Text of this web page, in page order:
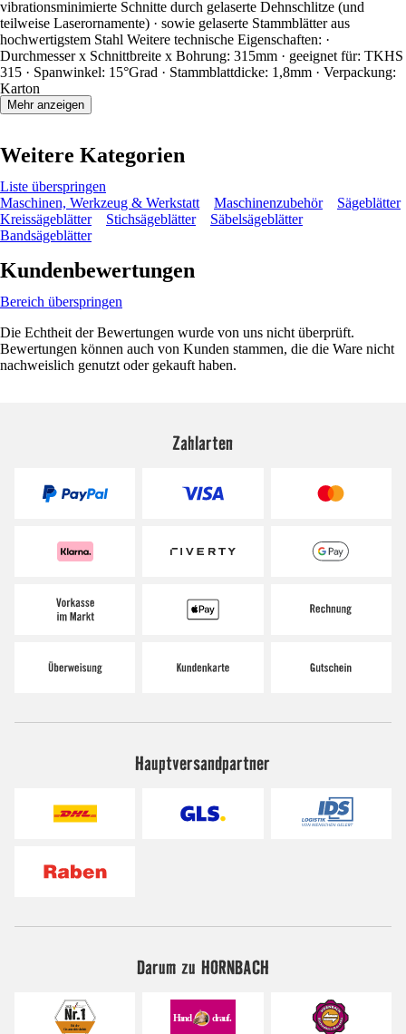
vibrationsminimierte Schnitte durch gelaserte Dehnschlitze (und
teilweise Laserornamente) · sowie gelaserte Stammblätter aus
hochwertigstem Stahl Weitere technische Eigenschaften: ·
Durchmesser x Schnittbreite x Bohrung: 315mm · geeignet für: TKHS
315 · Spanwinkel: 15°Grad · Stammblattdicke: 1,8mm · Verpackung:
Karton
Mehr anzeigen
Weitere Kategorien
Liste überspringen
Maschinen, Werkzeug & Werkstatt
Maschinenzubehör
Sägeblätter
Kreissägeblätter
Stichsägeblätter
Säbelsägeblätter
Bandsägeblätter
Kundenbewertungen
Bereich überspringen
Die Echtheit der Bewertungen wurde von uns nicht überprüft.
Bewertungen können auch von Kunden stammen, die die Ware nicht
nachweislich genutzt oder gekauft haben.
Zahlarten
Hauptversandpartner
Darum zu HORNBACH